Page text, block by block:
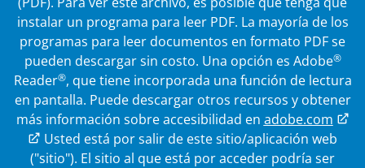
instalar un programa para leer PDF. La mayoría de los
programas para leer documentos en formato PDF se
pueden descargar sin costo. Una opción es Adobe®
Reader®, que tiene incorporada una función de lectura
en pantalla. Puede descargar otros recursos y obtener
más información sobre accesibilidad en adobe.com
Enlace externo
Usted está por salir de este sitio/aplicación web
("sitio"). El sitio al que está por acceder podría ser